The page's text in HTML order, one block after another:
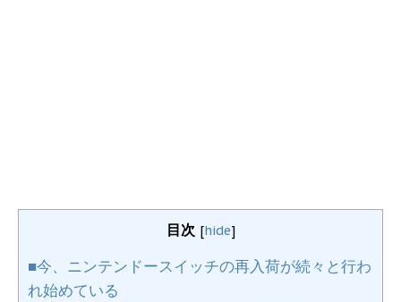
目次 [hide]
■今、ニンテンドースイッチの再入荷が続々と行わ
れ始めている